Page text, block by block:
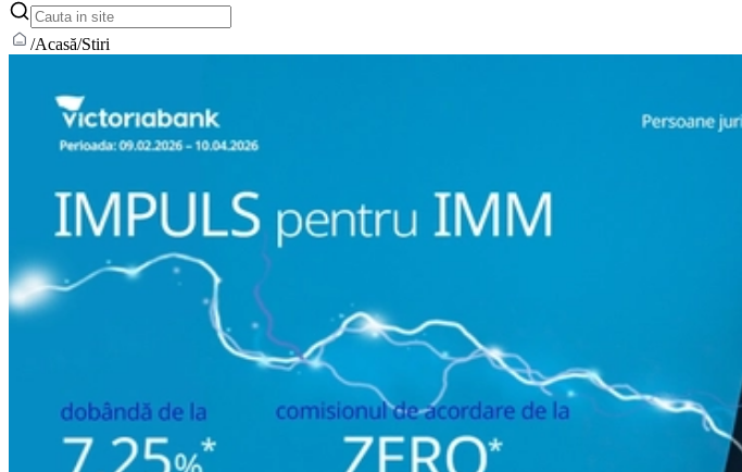
/Acasă/Stiri